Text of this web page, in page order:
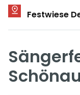
Festwiese